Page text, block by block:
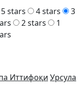
Иттифоқи Урсула
5 stars
4 stars
3
2 stars
1